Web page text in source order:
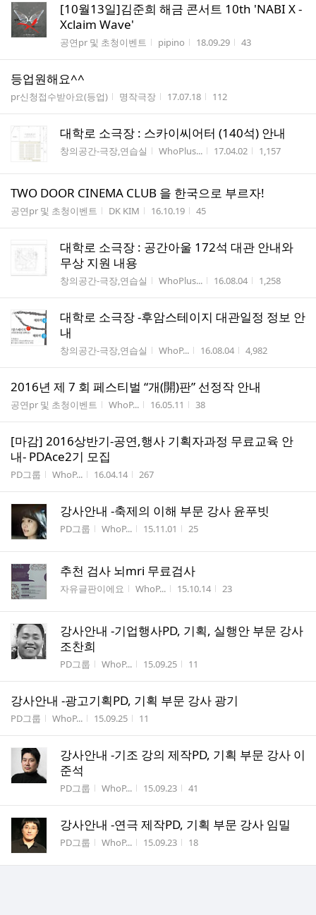
[10월13일]김준희 해금 콘서트 10th 'NABI X -
Xclaim Wave'
게시판명
공연pr 및 초청이벤트 작성자
pipino 작성시간
18.09.29 조회수
43
등업원해요^^
게시판명
pr신청접수받아요(등업) 작성자
명작극장 작성시간
17.07.18 조회수
112
대학로 소극장 : 스카이씨어터 (140석) 안내
게시판명
창의공간-극장,연습실 작성자
WhoPlus... 작성시간
17.04.02 조회수
1,157
TWO DOOR CINEMA CLUB 을 한국으로 부르자!
게시판명
공연pr 및 초청이벤트 작성자
DK KIM 작성시간
16.10.19 조회수
45
대학로 소극장 : 공간아울 172석 대관 안내와
무상 지원 내용
게시판명
창의공간-극장,연습실 작성자
WhoPlus... 작성시간
16.08.04 조회수
1,258
대학로 소극장 -후암스테이지 대관일정 정보 안
내
게시판명
창의공간-극장,연습실 작성자
WhoP... 작성시간
16.08.04 조회수
4,982
2016년 제 7 회 페스티벌 “개(開)판” 선정작 안내
게시판명
공연pr 및 초청이벤트 작성자
WhoP... 작성시간
16.05.11 조회수
38
[마감] 2016상반기-공연,행사 기획자과정 무료교육 안
내- PDAce2기 모집
게시판명
PD그룹 작성자
WhoP... 작성시간
16.04.14 조회수
267
강사안내 -축제의 이해 부문 강사 윤푸빗
게시판명
PD그룹 작성자
WhoP... 작성시간
15.11.01 조회수
25
추천 검사 뇌mri 무료검사
게시판명
자유글판이에요 작성자
WhoP... 작성시간
15.10.14 조회수
23
강사안내 -기업행사PD, 기획, 실행안 부문 강사
조찬희
게시판명
PD그룹 작성자
WhoP... 작성시간
15.09.25 조회수
11
강사안내 -광고기획PD, 기획 부문 강사 광기
게시판명
PD그룹 작성자
WhoP... 작성시간
15.09.25 조회수
11
강사안내 -기조 강의 제작PD, 기획 부문 강사 이
준석
게시판명
PD그룹 작성자
WhoP... 작성시간
15.09.23 조회수
41
강사안내 -연극 제작PD, 기획 부문 강사 임밀
게시판명
PD그룹 작성자
WhoP... 작성시간
15.09.23 조회수
18